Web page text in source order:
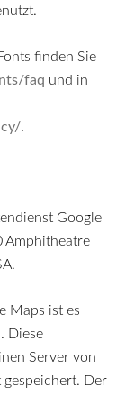
finden Sie
faq und in
.
Google
Amphitheatre
Maps ist es
Diese
Server von
Der